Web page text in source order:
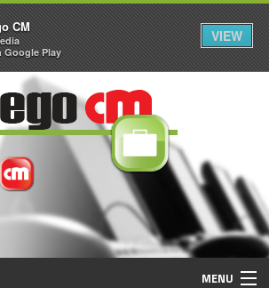
MENU
CM
Google Play
VIEW